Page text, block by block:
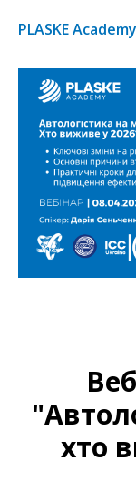
PLASKE Academy
хто